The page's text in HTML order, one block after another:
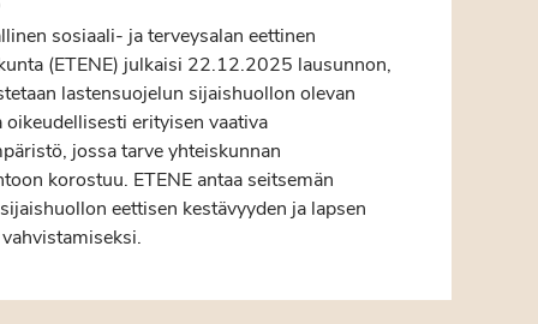
sosiaali- ja terveysalan eettinen
(ETENE) julkaisi 22.12.2025 lausunnon,
lastensuojelun sijaishuollon olevan
oikeudellisesti erityisen vaativa
jossa tarve yhteiskunnan
korostuu. ETENE antaa seitsemän
eettisen kestävyyden ja lapsen